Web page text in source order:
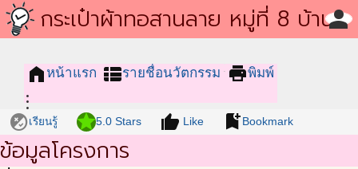
โครงการชุมชนนวัตกรรม
กระเป๋าผ้าทอสานลาย หมู่ที่ 8 บ้าน
พรสวรรค์ ต.เขาฉกรรจ์ อ.เขาฉกรรจ์
home หน้าแรก view_listรายชื่อนวัตกรรม printพิมพ์
more_vert
person
flakyเรียนรู้ star5.0 Stars thumb_up Like bookmark_add Bookmark
ข้อมูลโครงการ